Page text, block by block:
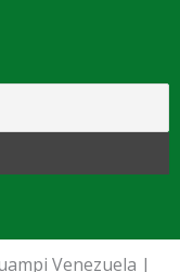
Venezuela |